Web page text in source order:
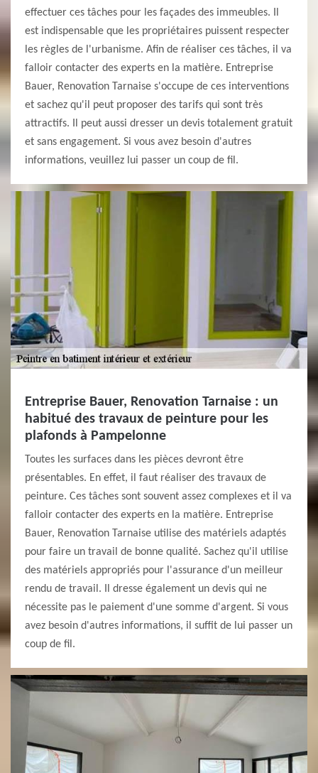
effectuer ces tâches pour les façades des immeubles. Il
est indispensable que les propriétaires puissent respecter
les règles de l'urbanisme. Afin de réaliser ces tâches, il va
falloir contacter des experts en la matière. Entreprise
Bauer, Renovation Tarnaise s'occupe de ces interventions
et sachez qu'il peut proposer des tarifs qui sont très
attractifs. Il peut aussi dresser un devis totalement gratuit
et sans engagement. Si vous avez besoin d'autres
informations, veuillez lui passer un coup de fil.
Entreprise Bauer, Renovation Tarnaise : un
habitué des travaux de peinture pour les
plafonds à Pampelonne
Toutes les surfaces dans les pièces devront être
présentables. En effet, il faut réaliser des travaux de
peinture. Ces tâches sont souvent assez complexes et il va
falloir contacter des experts en la matière. Entreprise
Bauer, Renovation Tarnaise utilise des matériels adaptés
pour faire un travail de bonne qualité. Sachez qu'il utilise
des matériels appropriés pour l'assurance d'un meilleur
rendu de travail. Il dresse également un devis qui ne
nécessite pas le paiement d'une somme d'argent. Si vous
avez besoin d'autres informations, il suffit de lui passer un
coup de fil.